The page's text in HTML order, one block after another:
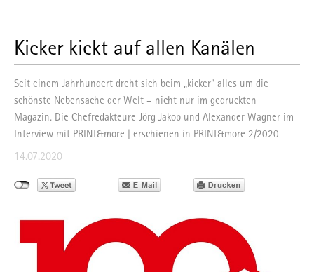
Kicker kickt auf allen Kanälen
Seit einem Jahrhundert dreht sich beim „kicker“ alles um die
schönste Nebensache der Welt – nicht nur im gedruckten
Magazin. Die Chefredakteure Jörg Jakob und Alexander Wagner im
Interview mit PRINT&more | erschienen in PRINT&more 2/2020
14.07.2020